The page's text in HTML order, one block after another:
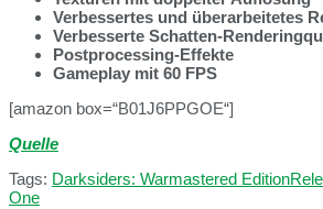
Verbessertes und überarbeitetes
Verbesserte Schatten-
Postprocessing-Effekte
Gameplay mit 60 FPS
[amazon box=“B01J6PPGOE“]
Quelle
Tags: Darksiders: Warmastered Edition
One